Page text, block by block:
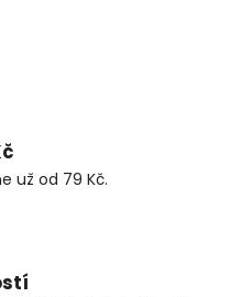
už od 79 Kč.